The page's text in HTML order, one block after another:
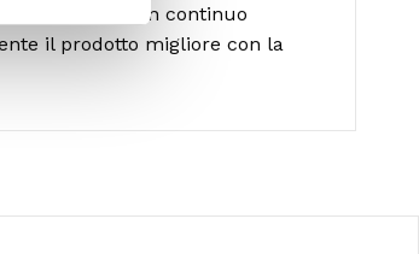
outdoor ed è in continuo
il prodotto migliore con la